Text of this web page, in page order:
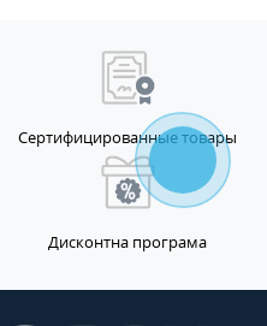
Сертифицированные товары
Дисконтна програма